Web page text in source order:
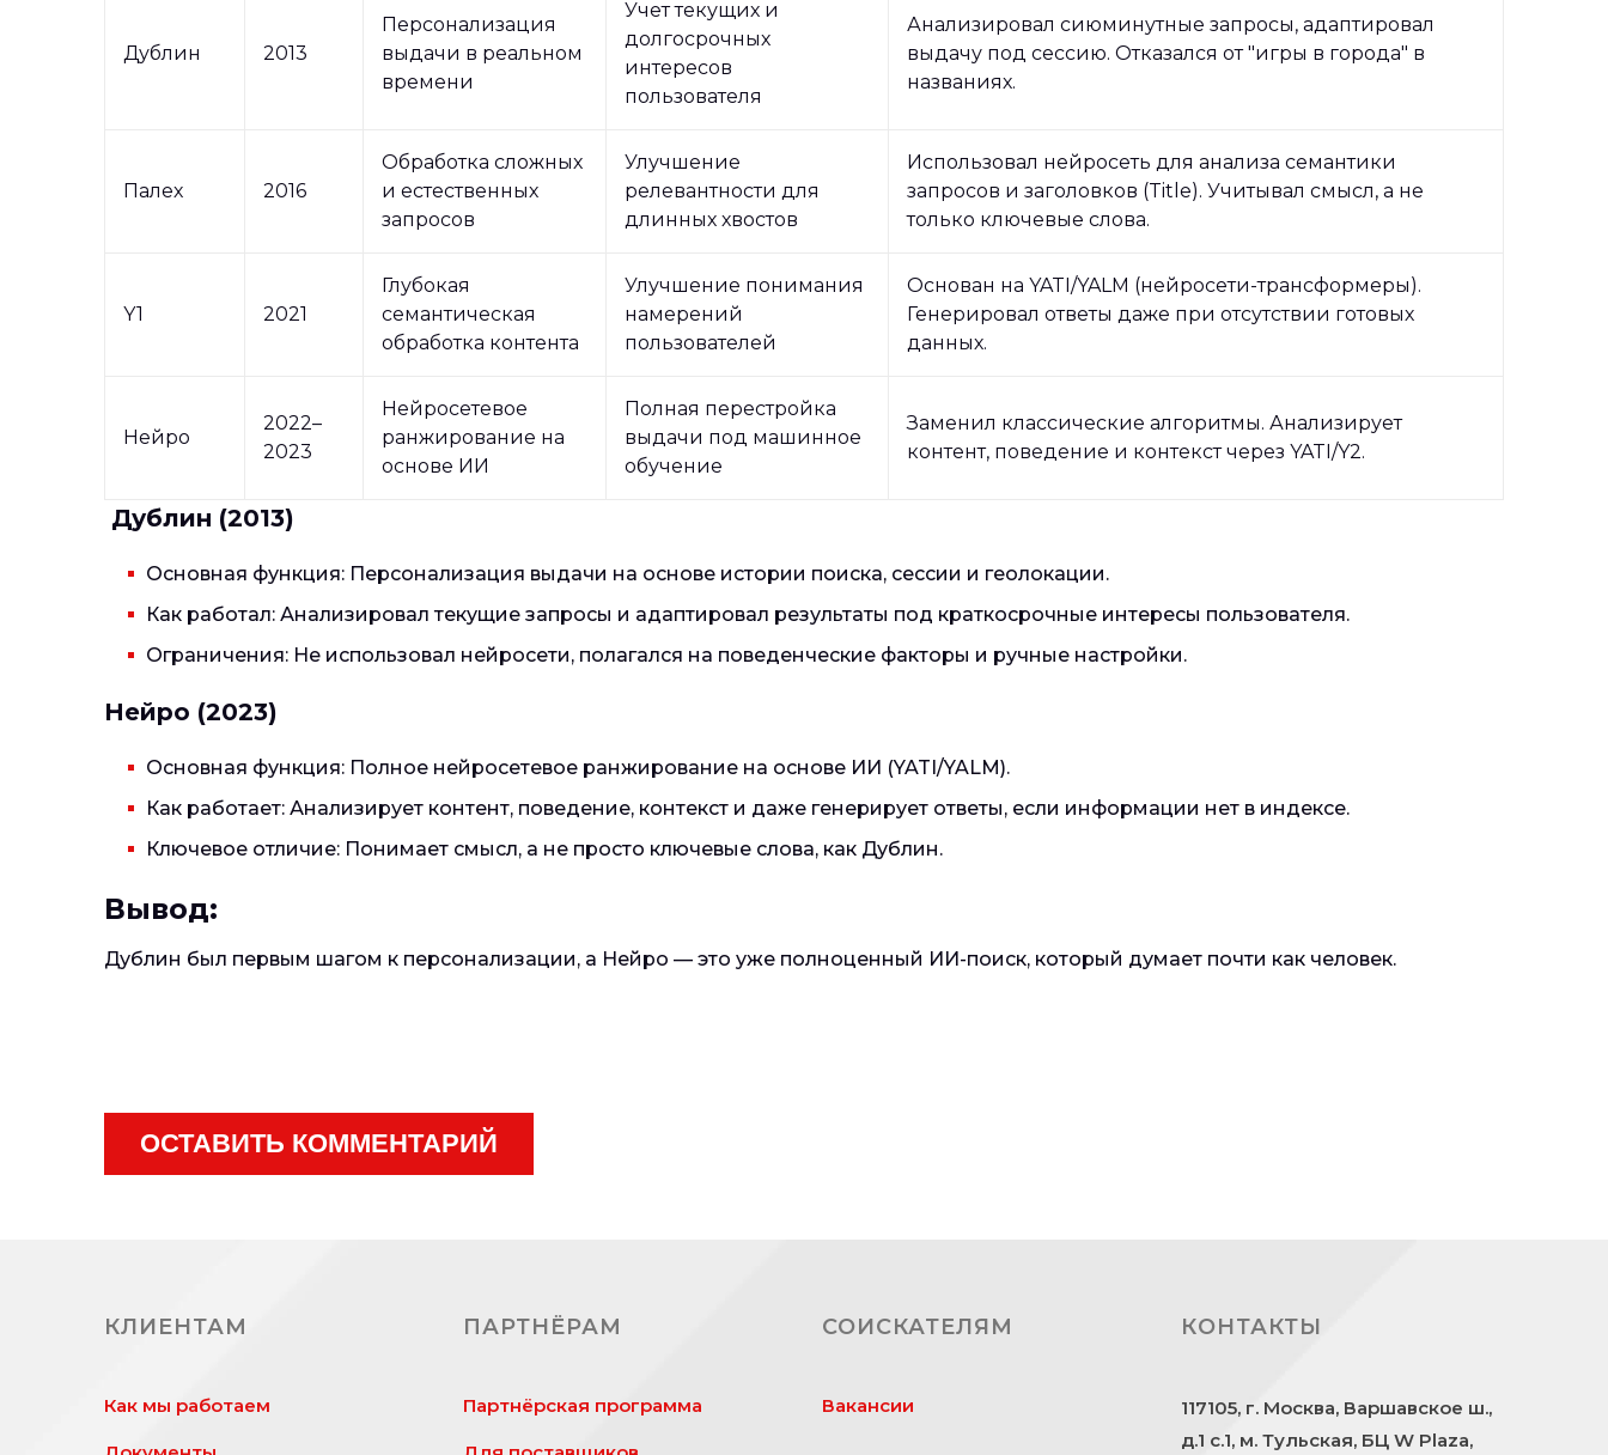
Дублин 2013
Персонализация
выдачи в реальном
времени
Учет текущих и
долгосрочных
интересов
пользователя
Анализировал сиюминутные запросы, адаптировал
выдачу под сессию. Отказался от "игры в города" в
названиях.
Палех 2016
Обработка сложных
и естественных
запросов
Улучшение
релевантности для
длинных хвостов
Использовал нейросеть для анализа семантики
запросов и заголовков (Title). Учитывал смысл, а не
только ключевые слова.
Y1 2021
Глубокая
семантическая
обработка контента
Улучшение понимания
намерений
пользователей
Основан на YATI/YALM (нейросети-трансформеры).
Генерировал ответы даже при отсутствии готовых
данных.
Нейро
2022–
2023
Нейросетевое
ранжирование на
основе ИИ
Полная перестройка
выдачи под машинное
обучение
Заменил классические алгоритмы. Анализирует
контент, поведение и контекст через YATI/Y2.
Дублин (2013)
Основная функция: Персонализация выдачи на основе истории поиска, сессии и геолокации.
Как работал: Анализировал текущие запросы и адаптировал результаты под краткосрочные интересы пользователя.
Ограничения: Не использовал нейросети, полагался на поведенческие факторы и ручные настройки.
Нейро (2023)
Основная функция: Полное нейросетевое ранжирование на основе ИИ (YATI/YALM).
Как работает: Анализирует контент, поведение, контекст и даже генерирует ответы, если информации нет в индексе.
Ключевое отличие: Понимает смысл, а не просто ключевые слова, как Дублин.
Вывод:
Дублин был первым шагом к персонализации, а Нейро — это уже полноценный ИИ-поиск, который думает почти как человек.
ОСТАВИТЬ КОММЕНТАРИЙ
КЛИЕНТАМ
Как мы работаем
ПАРТНЁРАМ
Партнёрская программа
СОИСКАТЕЛЯМ
Вакансии
КОНТАКТЫ
117105, г. Москва, Варшавское ш.,
д.1 с.1, м. Тульская, БЦ W Plaza,